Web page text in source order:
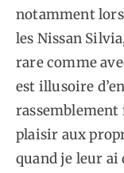
notamment
les Nissan
rare comme
est illusoire
rassemblement
plaisir aux
quand je leur ai